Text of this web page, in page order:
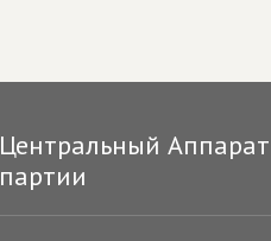
Центральный Аппарат
партии